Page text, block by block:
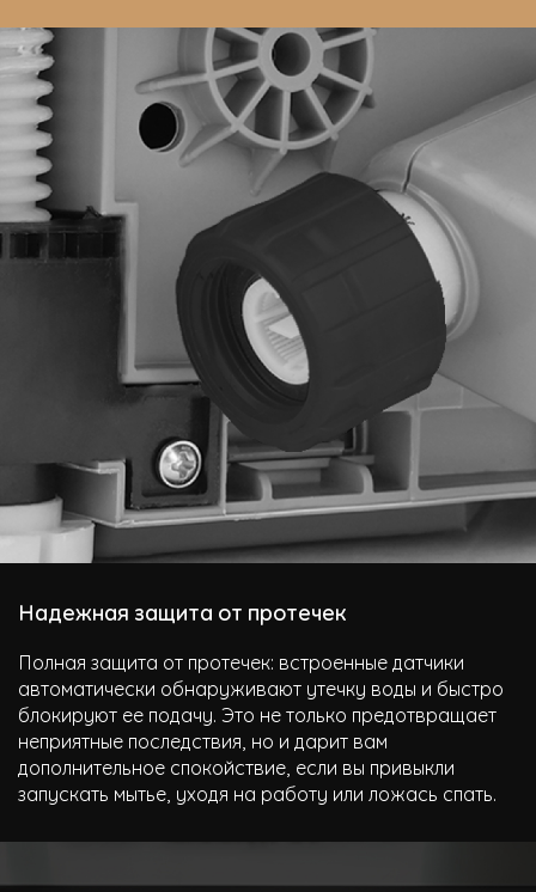
Надежная защита от протечек
Полная защита от протечек: встроенные датчики
автоматически обнаруживают утечку воды и быстро
блокируют ее подачу. Это не только предотвращает
неприятные последствия, но и дарит вам
дополнительное спокойствие, если вы привыкли
запускать мытье, уходя на работу или ложась спать.